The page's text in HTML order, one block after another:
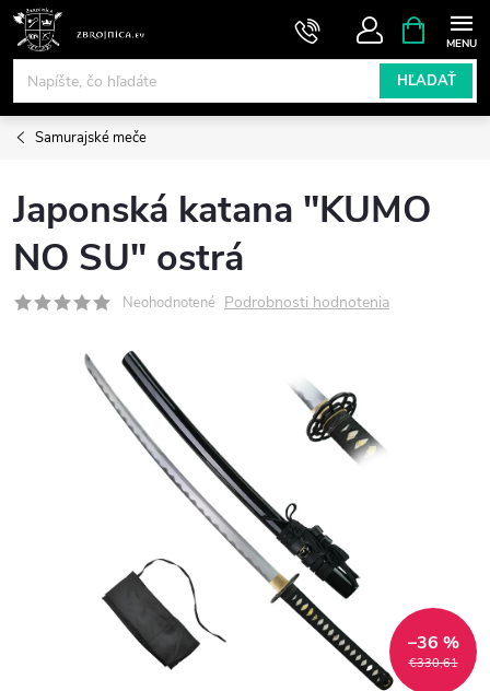
Prejsť
obsah
HĽADAŤ
KOŠÍK
Samurajské meče
Japonská katana "KUMO
NO SU" ostrá
Neohodnotené Podrobnosti hodnotenia
€330,61
–36 %